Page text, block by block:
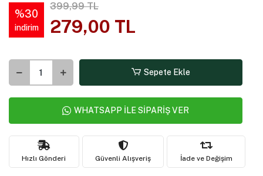
%30
indirim
399,99 TL
279,00 TL
Sepete Ekle
WHATSAPP İLE SİPARİŞ VER
Hızlı Gönderi Güvenli Alışveriş İade ve Değişim